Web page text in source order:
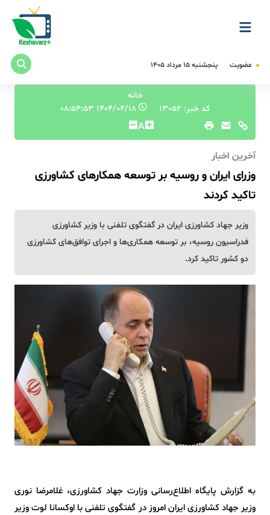
عضویت پنجشنبه ۱۵ مرداد ۱۴۰۵
خانه
کد خبر: 13052
۱۴۰۴/۰۴/۱۸ ۰۸:۵۴:۵۳
A
آخرین اخبار
وزرای ایران و روسیه بر توسعه همکارهای کشاورزی
تاکید کردند
وزیر جهاد کشاورزی ایران در گفتگوی تلفنی با وزیر کشاورزی
فدراسیون روسیه، بر توسعه همکاری‌ها و اجرای توافق‌های کشاورزی
دو کشور تاکید کرد.
به گزارش پایگاه اطلاع‌رسانی‌ وزارت جهاد کشاورزی، غلامرضا نوری
وزیر جهاد کشاورزی ایران امروز در گفتگوی تلفنی با اوکسانا لوت وزیر